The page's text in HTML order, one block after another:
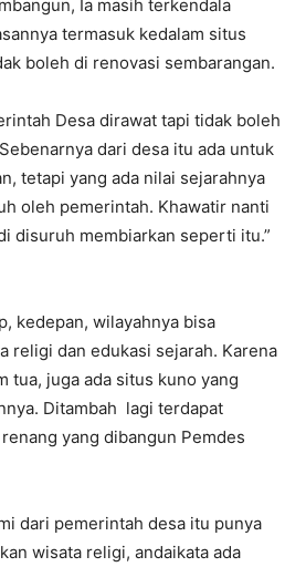
Ia masih terkendala
termasuk kedalam situs
boleh di renovasi sembarangan.
Desa dirawat tapi tidak boleh
dari desa itu ada untuk
tetapi yang ada nilai sejarahnya
oleh pemerintah. Khawatir nanti
disuruh membiarkan seperti itu.”
kedepan, wilayahnya bisa
religi dan edukasi sejarah. Karena
tua, juga ada situs kuno yang
Ditambah lagi terdapat
yang dibangun Pemdes
dari pemerintah desa itu punya
wisata religi, andaikata ada